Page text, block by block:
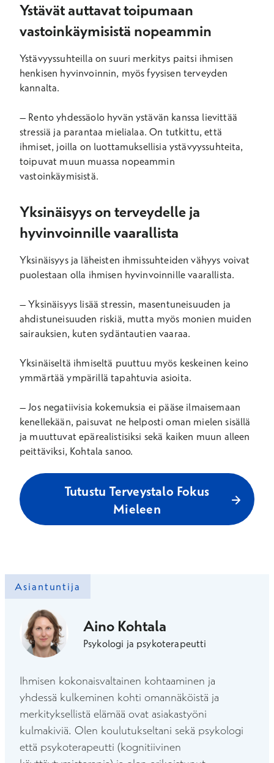
Ystävät auttavat toipumaan
vastoinkäymisistä nopeammin
Ystävyyssuhteilla on suuri merkitys paitsi ihmisen
henkisen hyvinvoinnin, myös fyysisen terveyden
kannalta.
– Rento yhdessäolo hyvän ystävän kanssa lievittää
stressiä ja parantaa mielialaa. On tutkittu, että
ihmiset, joilla on luottamuksellisia ystävyyssuhteita,
toipuvat muun muassa nopeammin
vastoinkäymisistä.
Yksinäisyys on terveydelle ja
hyvinvoinnille vaarallista
Yksinäisyys ja läheisten ihmissuhteiden vähyys voivat
puolestaan olla ihmisen hyvinvoinnille vaarallista.
– Yksinäisyys lisää stressin, masentuneisuuden ja
ahdistuneisuuden riskiä, mutta myös monien muiden
sairauksien, kuten sydäntautien vaaraa.
Yksinäiseltä ihmiseltä puuttuu myös keskeinen keino
ymmärtää ympärillä tapahtuvia asioita.
– Jos negatiivisia kokemuksia ei pääse ilmaisemaan
kenellekään, paisuvat ne helposti oman mielen sisällä
ja muuttuvat epärealistisiksi sekä kaiken muun alleen
peittäviksi, Kohtala sanoo.
Tutustu Terveystalo Fokus
Mieleen
Asiantuntija
Aino Kohtala
Psykologi ja psykoterapeutti
Ihmisen kokonaisvaltainen kohtaaminen ja
yhdessä kulkeminen kohti omannäköistä ja
merkityksellistä elämää ovat asiakastyöni
kulmakiviä. Olen koulutukseltani sekä psykologi
että psykoterapeutti (kognitiivinen